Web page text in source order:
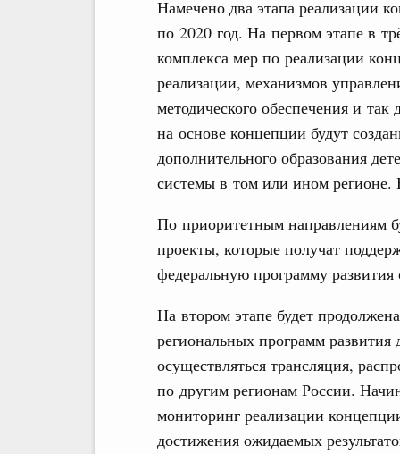
Намечено два этапа реализации
по 2020 год. На первом этапе в
комплекса мер по реализации
реализации, механизмов
методического обеспечения и
на основе концепции будут
дополнительного образования
системы в том или ином регионе.
По приоритетным направлениям
проекты, которые получат
федеральную программу развития
На втором этапе будет
региональных программ развития
осуществляться трансляция,
по другим регионам России.
мониторинг реализации
достижения ожидаемых